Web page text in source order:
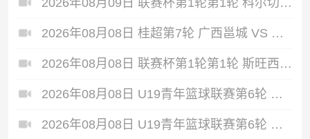
2026年08月08日 桂超第7轮 广西邕城 VS 广西燕京民大 全场录像
2026年08月08日 联赛杯第1轮第1轮 斯旺西 VS 伯明翰 全场录像
2026年08月08日 U19青年篮球联赛第6轮 龙狮青年U19 VS 浙江广厦U19 全场录像
2026年08月08日 U19青年篮球联赛第6轮 北京首钢U19 VS 青岛国信海天U19 全场录像